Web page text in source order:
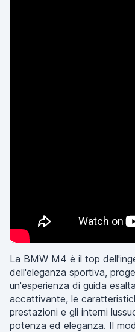
La BMW M4 è il top
dell'eleganza sportiva,
un'esperienza di guida
accattivante, le
prestazioni e gli interni
potenza ed eleganza. Il